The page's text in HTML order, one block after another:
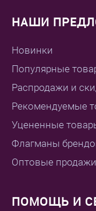
НАШИ
Новинки
Популярные
Распродажи и
Рекомендуемые
Уцененные
Флагманы
Оптовые продажи
ПОМОЩЬ И